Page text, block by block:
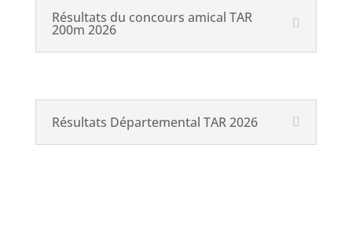
Résultats du concours amical TAR
200m 2026
Résultats Départemental TAR 2026